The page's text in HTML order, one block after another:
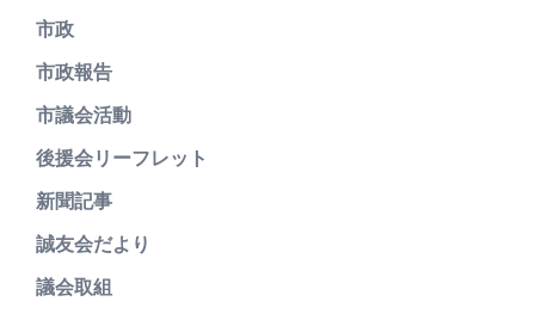
市政
市政報告
市議会活動
後援会リーフレット
新聞記事
誠友会だより
議会取組